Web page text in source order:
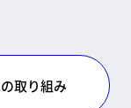
取り組み